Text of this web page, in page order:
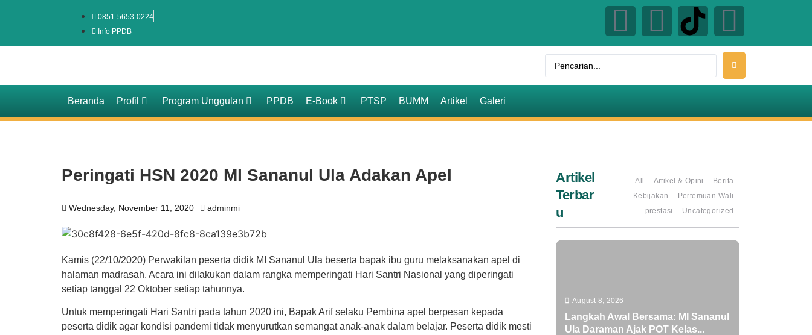
0851-5653-0224
Info PPDB
Beranda Profil Program Unggulan PPDB E-Book PTSP BUMM Artikel Galeri
Peringati HSN 2020 MI Sananul Ula Adakan Apel
Wednesday, November 11, 2020 adminmi
Kamis (22/10/2020) Perwakilan peserta didik MI Sananul Ula beserta bapak ibu guru melaksanakan apel di
halaman madrasah. Acara ini dilakukan dalam rangka memperingati Hari Santri Nasional yang diperingati
setiap tanggal 22 Oktober setiap tahunnya.
Untuk memperingati Hari Santri pada tahun 2020 ini, Bapak Arif selaku Pembina apel berpesan kepada
peserta didik agar kondisi pandemi tidak menyurutkan semangat anak-anak dalam belajar. Peserta didik mesti
Artikel
Terbar
u
All Artikel & Opini
Berita
Kebijakan
Pertemuan Wali
prestasi
Uncategorized
August 8, 2026
Langkah Awal Bersama: MI Sananul
Ula Daraman Ajak POT Kelas...